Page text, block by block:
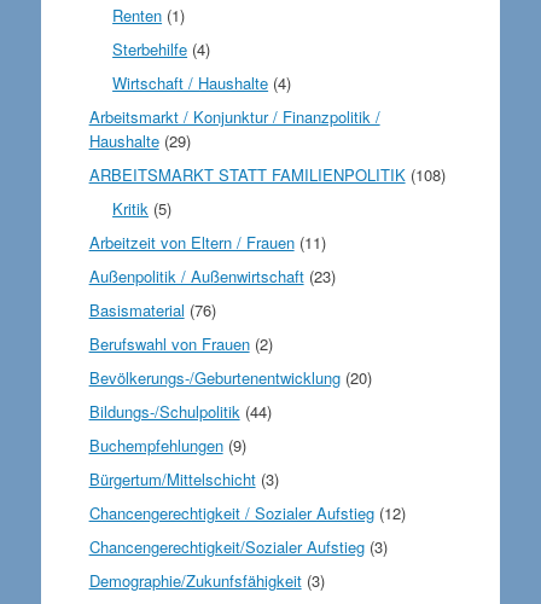
Renten (1)
Sterbehilfe (4)
Wirtschaft / Haushalte (4)
Arbeitsmarkt / Konjunktur / Finanzpolitik /
Haushalte(29)
ARBEITSMARKT STATT FAMILIENPOLITIK(108)
Kritik (5)
Arbeitzeit von Eltern / Frauen(11)
Außenpolitik / Außenwirtschaft(23)
Basismaterial (76)
Berufswahl von Frauen(2)
Bevölkerungs-/Geburtenentwicklung(20)
Bildungs-/Schulpolitik (44)
Buchempfehlungen(9)
Bürgertum/Mittelschicht(3)
Chancengerechtigkeit / Sozialer Aufstieg(12)
Chancengerechtigkeit/Sozialer Aufstieg(3)
Demographie/Zukunfsfähigkeit(3)